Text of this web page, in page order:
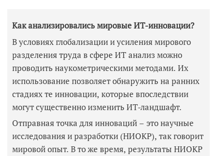
Как анализировались мировые ИТ-инновации?
В условиях глобализации и усиления мирового
разделения труда в сфере ИТ анализ можно
проводить наукометрическими методами. Их
использование позволяет обнаружить на ранних
стадиях те инновации, которые впоследствии
могут существенно изменить ИТ-ландшафт.
Отправная точка для инноваций – это научные
исследования и разработки (НИОКР), так говорит
мировой опыт. В то же время, результаты НИОКР